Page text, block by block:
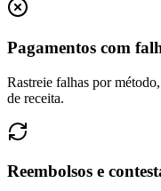
Pagamentos com
Rastreie falhas por
de receita.
Reembolsos e